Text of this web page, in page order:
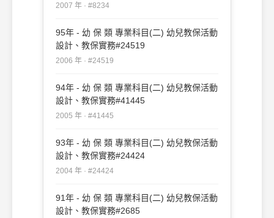
2007 年 · #8234
95年 - 幼 保 類 專業科目(二) 幼兒教保活動
設計、教保實務#24519
2006 年 · #24519
94年 - 幼 保 類 專業科目(二) 幼兒教保活動
設計、教保實務#41445
2005 年 · #41445
93年 - 幼 保 類 專業科目(二) 幼兒教保活動
設計、教保實務#24424
2004 年 · #24424
91年 - 幼 保 類 專業科目(二) 幼兒教保活動
設計、教保實務#2685